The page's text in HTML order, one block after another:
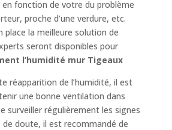
fonction de votre du problème
proche d’une verdure, etc.
place la meilleure solution de
seront disponibles pour
l’humidité mur Tigeaux
réapparition de l’humidité, il est
une bonne ventilation dans
surveiller régulièrement les signes
de doute, il est recommandé de